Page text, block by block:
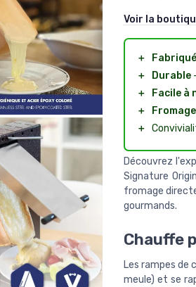
Voir la
＋
＋
Durable
＋
Facile à
＋
＋
Découvrez
Signature
fromage
gourmands.
Chauffe
Les rampes de
meule) et se